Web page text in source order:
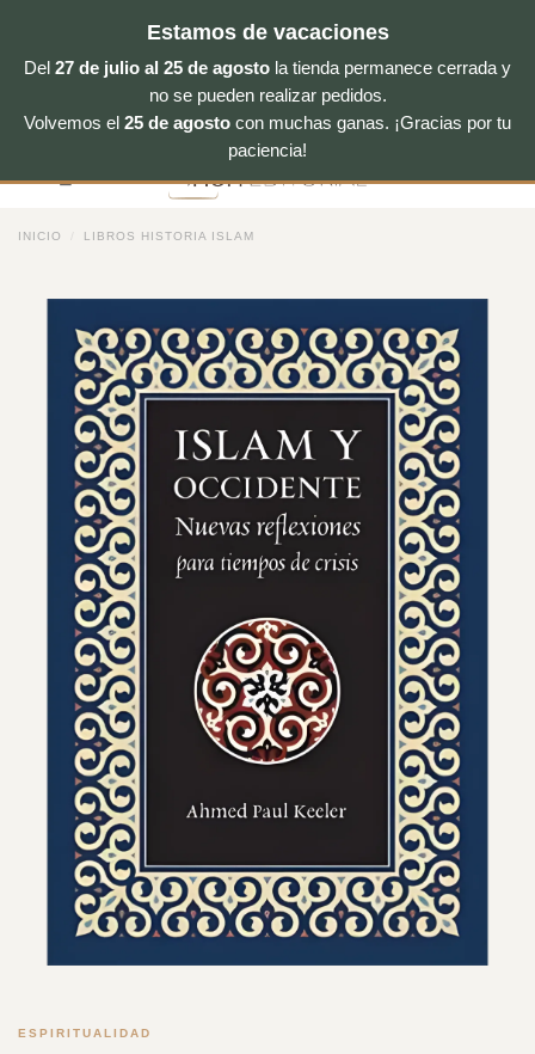
Estamos de vacaciones
Del 27 de julio al 25 de agosto la tienda permanece cerrada y
no se pueden realizar pedidos.
Volvemos el 25 de agosto con muchas ganas. ¡Gracias por tu
paciencia!
INICIO LIBROS HISTORIA ISLAM
ESPIRITUALIDAD